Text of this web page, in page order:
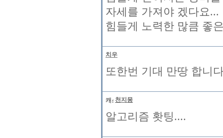
자세를 가져야 겠다요...
힘들게 노력한 많큼 좋
치우
또한번 기대 만땅 합니
천지몽
알고리즘 홧팅....